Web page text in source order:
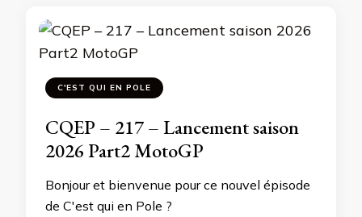
C'EST QUI EN POLE
CQEP – 217 – Lancement saison
2026 Part2 MotoGP
Bonjour et bienvenue pour ce nouvel épisode
de C'est qui en Pole ?